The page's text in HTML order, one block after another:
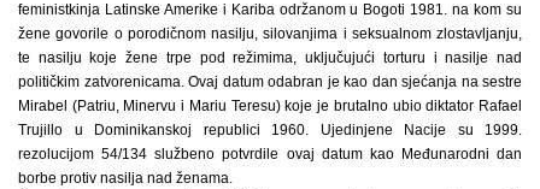
feministkinja Latinske Amerike i Kariba održanom u Bogoti 1981. na kom su
žene govorile o porodičnom nasilju, silovanjima i seksualnom zlostavljanju,
te nasilju koje žene trpe pod režimima, uključujući torturu i nasilje nad
političkim zatvorenicama. Ovaj datum odabran je kao dan sjećanja na sestre
Mirabel (Patriu, Minervu i Mariu Teresu) koje je brutalno ubio diktator Rafael
Trujillo u Dominikanskoj republici 1960. Ujedinjene Nacije su 1999.
rezolucijom 54/134 službeno potvrdile ovaj datum kao Međunarodni dan
borbe protiv nasilja nad ženama.